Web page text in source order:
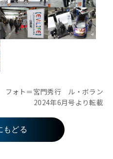
フォト＝宮門秀行 ル・ボラン
2024年6月号より転載
もどる